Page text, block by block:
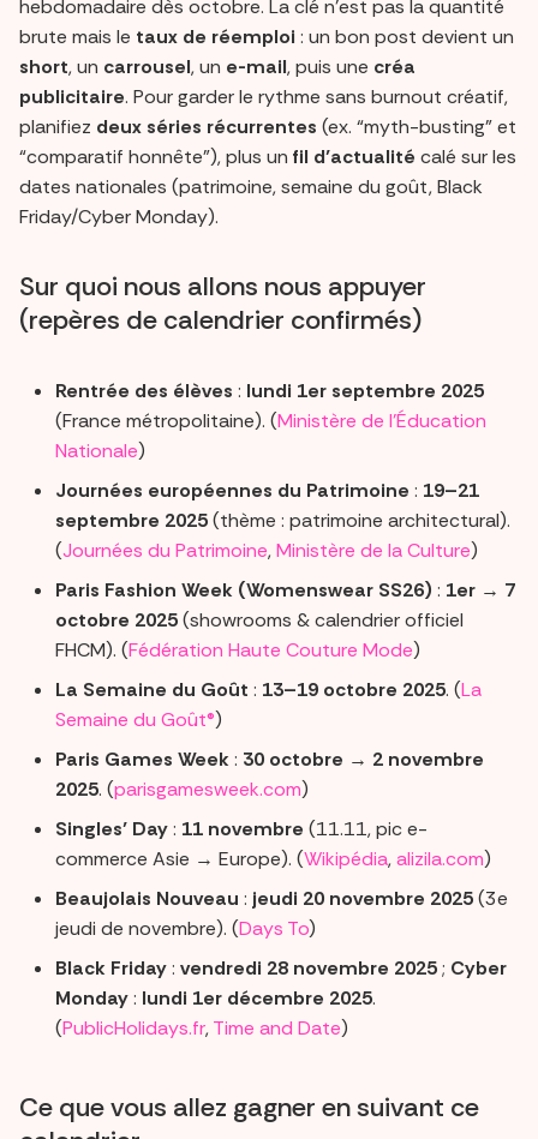
hebdomadaire dès octobre. La clé n’est pas la quantité
brute mais le taux de réemploi : un bon post devient un
short, un carrousel, un e-mail, puis une créa
publicitaire. Pour garder le rythme sans burnout créatif,
planifiez deux séries récurrentes (ex. “myth-busting” et
“comparatif honnête”), plus un fil d’actualité calé sur les
dates nationales (patrimoine, semaine du goût, Black
Friday/Cyber Monday).
Sur quoi nous allons nous appuyer
(repères de calendrier confirmés)
Rentrée des élèves : lundi 1er septembre 2025
(France métropolitaine). (Ministère de l'Éducation
Nationale)
Journées européennes du Patrimoine : 19–21
septembre 2025(thème : patrimoine architectural).
(Journées du Patrimoine,Ministère de la Culture)
Paris Fashion Week (Womenswear SS26) : 1er → 7
octobre 2025(showrooms & calendrier officiel
FHCM). (Fédération Haute Couture Mode)
La Semaine du Goût : 13–19 octobre 2025. (La
Semaine du Goût®)
Paris Games Week : 30 octobre → 2 novembre
2025. (parisgamesweek.com)
Singles’ Day: 11 novembre (11.11, pic e-
commerce Asie → Europe). (Wikipédia,alizila.com)
Beaujolais Nouveau : jeudi 20 novembre 2025(3e
jeudi de novembre). (Days To)
Black Friday: vendredi 28 novembre 2025; Cyber
Monday: lundi 1er décembre 2025.
(PublicHolidays.fr,Time and Date)
Ce que vous allez gagner en suivant ce